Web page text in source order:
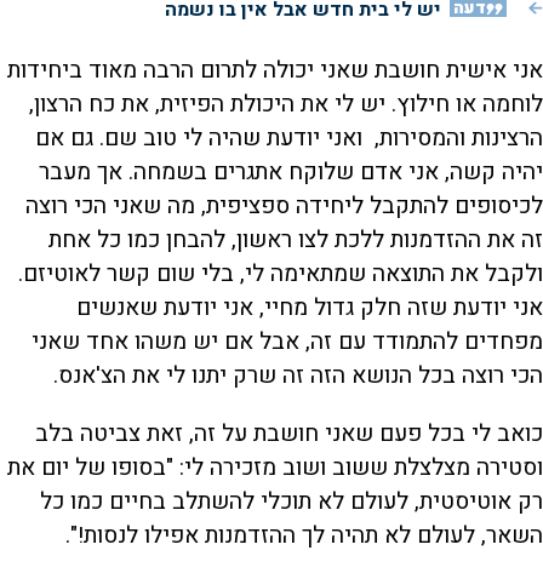
דעה יש לי בית חדש אבל אין בו נשמה
אני אישית חושבת שאני יכולה לתרום הרבה מאוד ביחידות
לוחמה או חילוץ. יש לי את היכולת הפיזית, את כח הרצון,
הרצינות והמסירות, ואני יודעת שהיה לי טוב שם. גם אם
יהיה קשה, אני אדם שלוקח אתגרים בשמחה. אך מעבר
לכיסופים להתקבל ליחידה ספציפית, מה שאני הכי רוצה
זה את ההזדמנות ללכת לצו ראשון, להבחן כמו כל אחת
ולקבל את התוצאה שמתאימה לי, בלי שום קשר לאוטיזם.
אני יודעת שזה חלק גדול מחיי, אני יודעת שאנשים
מפחדים להתמודד עם זה, אבל אם יש משהו אחד שאני
הכי רוצה בכל הנושא הזה זה שרק יתנו לי את הצ'אנס.
כואב לי בכל פעם שאני חושבת על זה, זאת צביטה בלב
וסטירה מצלצלת ששוב ושוב מזכירה לי: "בסופו של יום את
רק אוטיסטית, לעולם לא תוכלי להשתלב בחיים כמו כל
השאר, לעולם לא תהיה לך ההזדמנות אפילו לנסות!".